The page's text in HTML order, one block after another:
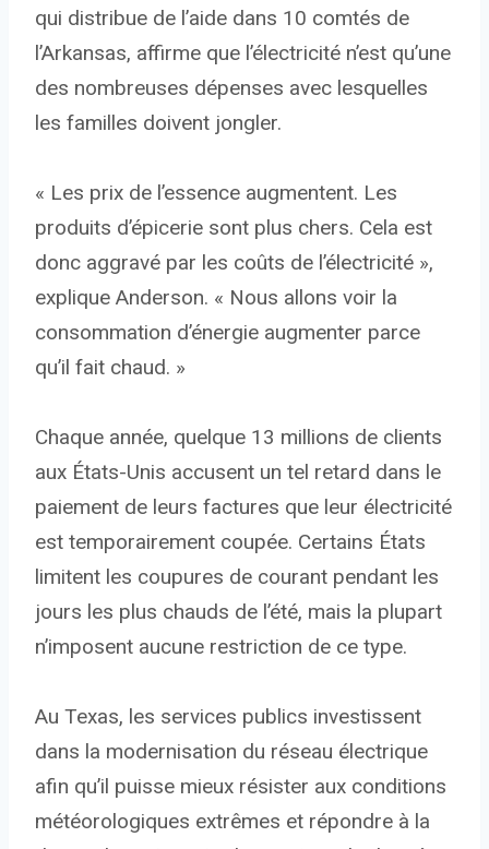
qui distribue de l’aide dans 10 comtés de
l’Arkansas, affirme que l’électricité n’est qu’une
des nombreuses dépenses avec lesquelles
les familles doivent jongler.
« Les prix de l’essence augmentent. Les
produits d’épicerie sont plus chers. Cela est
donc aggravé par les coûts de l’électricité »,
explique Anderson. « Nous allons voir la
consommation d’énergie augmenter parce
qu’il fait chaud. »
Chaque année, quelque 13 millions de clients
aux États-Unis accusent un tel retard dans le
paiement de leurs factures que leur électricité
est temporairement coupée. Certains États
limitent les coupures de courant pendant les
jours les plus chauds de l’été, mais la plupart
n’imposent aucune restriction de ce type.
Au Texas, les services publics investissent
dans la modernisation du réseau électrique
afin qu’il puisse mieux résister aux conditions
météorologiques extrêmes et répondre à la